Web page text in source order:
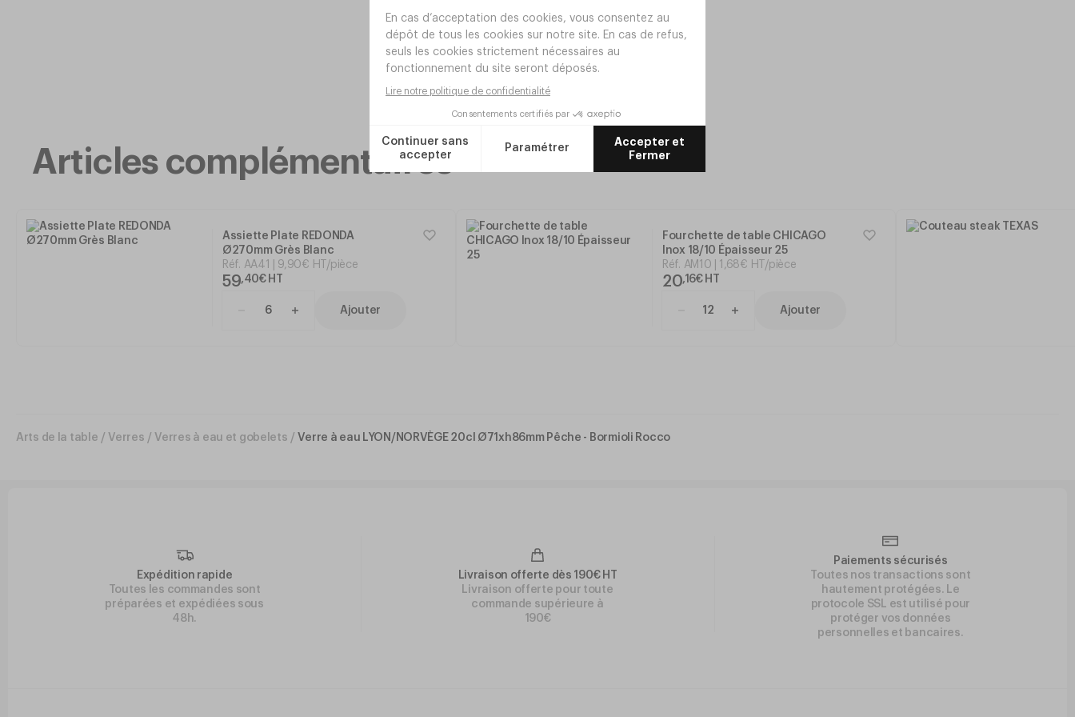
Articles complémentaires
Assiette Plate REDONDA
Ø270mm Grès Blanc
Réf. AA41 9,90€ HT/pièce
59,40€ HT
Ajouter
Fourchette de table CHICAGO
Inox 18/10 Épaisseur 25
Réf. AM10 ,68€ HT/pièce
20,16€ HT
Ajouter
Arts de la table / Verres / Verres à eau et gobelets / Verre à eau LYON/NORVÈGE 20cl Ø71xh86mm Pêche - Bormioli Rocco
Expédition rapide
Toutes les commandes sont
préparées et expédiées sous
48h.
Livraison offerte dès 190€ HT
Livraison offerte pour toute
commande supérieure à
190€
Paiements sécurisés
Toutes nos transactions sont
hautement protégées. Le
protocole SSL est utilisé pour
protéger vos données
personnelles et bancaires.